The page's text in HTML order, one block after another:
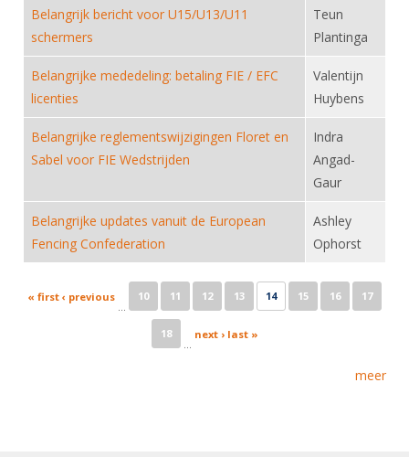
Belangrijk bericht voor U15/U13/U11
schermers
Teun
Plantinga
Belangrijke mededeling: betaling FIE / EFC
licenties
Valentijn
Huybens
Belangrijke reglementswijzigingen Floret en
Sabel voor FIE Wedstrijden
Indra
Angad-
Gaur
Belangrijke updates vanuit de European
Fencing Confederation
Ashley
Ophorst
Pages
« first ‹ previous
…
10 11 12 13 14 15 16 17
18
…
next › last »
meer